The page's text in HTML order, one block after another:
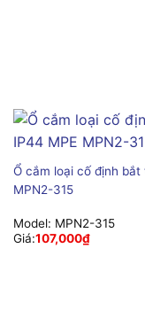
Ổ cắm loại cố định bắt
MPN2-315
Model: MPN2-315
Giá:107,000₫